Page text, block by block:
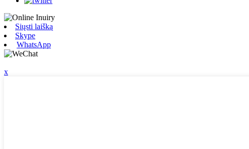
Siųsti laišką
Skype
WhatsApp
x